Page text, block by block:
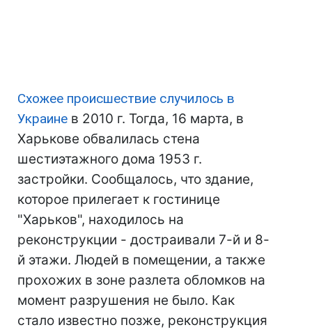
Схожее происшествие случилось в
Украине в 2010 г. Тогда, 16 марта, в
Харькове обвалилась стена
шестиэтажного дома 1953 г.
застройки. Сообщалось, что здание,
которое прилегает к гостинице
"Харьков", находилось на
реконструкции - достраивали 7-й и 8-
й этажи. Людей в помещении, а также
прохожих в зоне разлета обломков на
момент разрушения не было. Как
стало известно позже, реконструкция